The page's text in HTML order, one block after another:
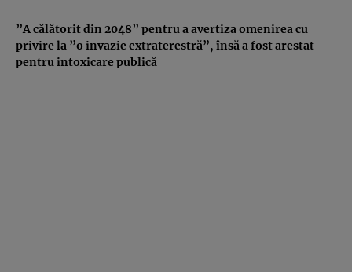
”A călătorit din 2048” pentru a avertiza omenirea cu
privire la ”o invazie extraterestră”, însă a fost arestat
pentru intoxicare publică